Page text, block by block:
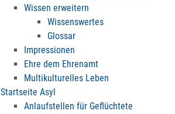
Wissen erweitern
Wissenswertes
Glossar
Impressionen
Ehre dem Ehrenamt
Multikulturelles Leben
Startseite Asyl
Anlaufstellen für Geflüchtete